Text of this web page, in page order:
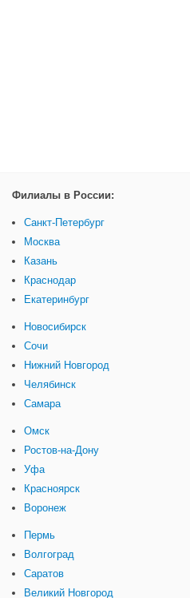
Филиалы в России:
Санкт-Петербург
Москва
Казань
Краснодар
Екатеринбург
Новосибирск
Сочи
Нижний Новгород
Челябинск
Самара
Омск
Ростов-на-Дону
Уфа
Красноярск
Воронеж
Пермь
Волгоград
Саратов
Великий Новгород